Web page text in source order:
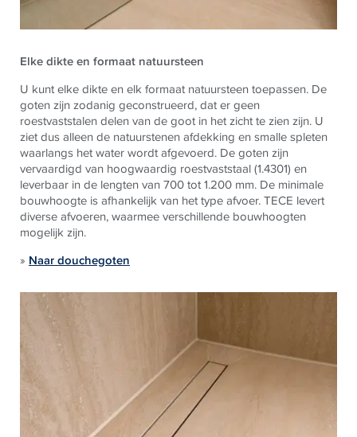
Elke dikte en formaat natuursteen
U kunt elke dikte en elk formaat natuursteen toepassen. De
goten zijn zodanig geconstrueerd, dat er geen
roestvaststalen delen van de goot in het zicht te zien zijn. U
ziet dus alleen de natuurstenen afdekking en smalle spleten
waarlangs het water wordt afgevoerd. De goten zijn
vervaardigd van hoogwaardig roestvaststaal (1.4301) en
leverbaar in de lengten van 700 tot 1.200 mm. De minimale
bouwhoogte is afhankelijk van het type afvoer.TECE levert
diverse afvoeren, waarmee verschillende bouwhoogten
mogelijk zijn.
» Naar douchegoten